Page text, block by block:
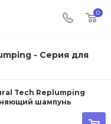
0
- Серия для
Tech Replumping
шампунь